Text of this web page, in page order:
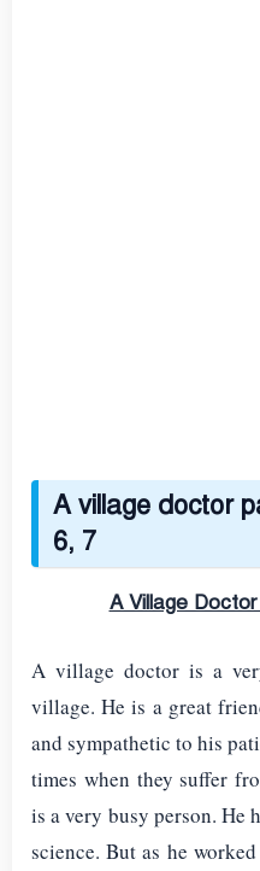
A village doctor
6, 7
A Village Doctor
A village doctor is a
village. He is a great
and sympathetic to his
times when they suffer
is a very busy person. He
science. But as he